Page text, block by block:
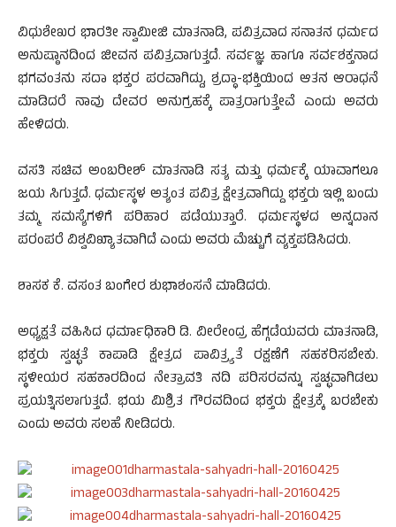
ವಿಧುಶೇಖರ ಭಾರತೀ ಸ್ವಾಮೀಜಿ ಮಾತನಾಡಿ, ಪವಿತ್ರವಾದ ಸನಾತನ ಧರ್ಮದ
ಅನುಷ್ಠಾನದಿಂದ ಜೀವನ ಪವಿತ್ರವಾಗುತ್ತದೆ. ಸರ್ವಜ್ಞ ಹಾಗೂ ಸರ್ವಶಕ್ತನಾದ
ಭಗವಂತನು ಸದಾ ಭಕ್ತರ ಪರವಾಗಿದ್ದು, ಶ್ರದ್ಧಾ-ಭಕ್ತಿಯಿಂದ ಆತನ ಆರಾಧನೆ
ಮಾಡಿದರೆ ನಾವು ದೇವರ ಅನುಗ್ರಹಕ್ಕೆ ಪಾತ್ರರಾಗುತ್ತೇವೆ ಎಂದು ಅವರು
ಹೇಳಿದರು.
ವಸತಿ ಸಚಿವ ಅಂಬರೀಶ್ ಮಾತನಾಡಿ ಸತ್ಯ ಮತ್ತು ಧರ್ಮಕ್ಕೆ ಯಾವಾಗಲೂ
ಜಯ ಸಿಗುತ್ತದೆ. ಧರ್ಮಸ್ಥಳ ಅತ್ಯಂತ ಪವಿತ್ರ ಕ್ಷೇತ್ರವಾಗಿದ್ದು ಭಕ್ತರು ಇಲ್ಲಿ ಬಂದು
ತಮ್ಮ ಸಮಸ್ಯೆಗಳಿಗೆ ಪರಿಹಾರ ಪಡೆಯುತ್ತಾರೆ. ಧರ್ಮಸ್ಥಳದ ಅನ್ನದಾನ
ಪರಂಪರೆ ವಿಶ್ವವಿಖ್ಯಾತವಾಗಿದೆ ಎಂದು ಅವರು ಮೆಚ್ಚುಗೆ ವ್ಯಕ್ತಪಡಿಸಿದರು.
ಶಾಸಕ ಕೆ. ವಸಂತ ಬಂಗೇರ ಶುಭಾಶಂಸನೆ ಮಾಡಿದರು.
ಅಧ್ಯಕ್ಷತೆ ವಹಿಸಿದ ಧರ್ಮಾಧಿಕಾರಿ ಡಿ. ವೀರೇಂದ್ರ ಹೆಗ್ಗಡೆಯವರು ಮಾತನಾಡಿ,
ಭಕ್ತರು ಸ್ವಚ್ಛತೆ ಕಾಪಾಡಿ ಕ್ಷೇತ್ರದ ಪಾವಿತ್ರ್ಯತೆ ರಕ್ಷಣೆಗೆ ಸಹಕರಿಸಬೇಕು.
ಸ್ಥಳೀಯರ ಸಹಕಾರದಿಂದ ನೇತ್ರಾವತಿ ನದಿ ಪರಿಸರವನ್ನು ಸ್ವಚ್ಛವಾಗಿಡಲು
ಪ್ರಯತ್ನಿಸಲಾಗುತ್ತದೆ. ಭಯ ಮಿಶ್ರಿತ ಗೌರವದಿಂದ ಭಕ್ತರು ಕ್ಷೇತ್ರಕ್ಕೆ ಬರಬೇಕು
ಎಂದು ಅವರು ಸಲಹೆ ನೀಡಿದರು.